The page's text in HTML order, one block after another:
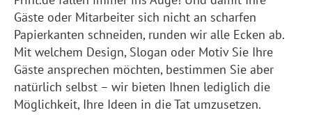
Gäste oder Mitarbeiter sich nicht an scharfen
Papierkanten schneiden, runden wir alle Ecken ab.
Mit welchem Design, Slogan oder Motiv Sie Ihre
Gäste ansprechen möchten, bestimmen Sie aber
natürlich selbst – wir bieten Ihnen lediglich die
Möglichkeit, Ihre Ideen in die Tat umzusetzen.